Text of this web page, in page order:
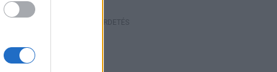
HÍRDETÉS